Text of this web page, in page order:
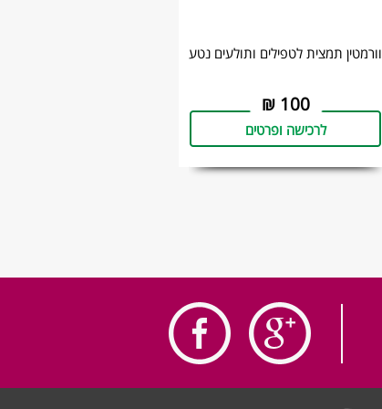
וורמטין תמצית לטפילים ותולעים נטע
100
₪
לרכישה ופרטים